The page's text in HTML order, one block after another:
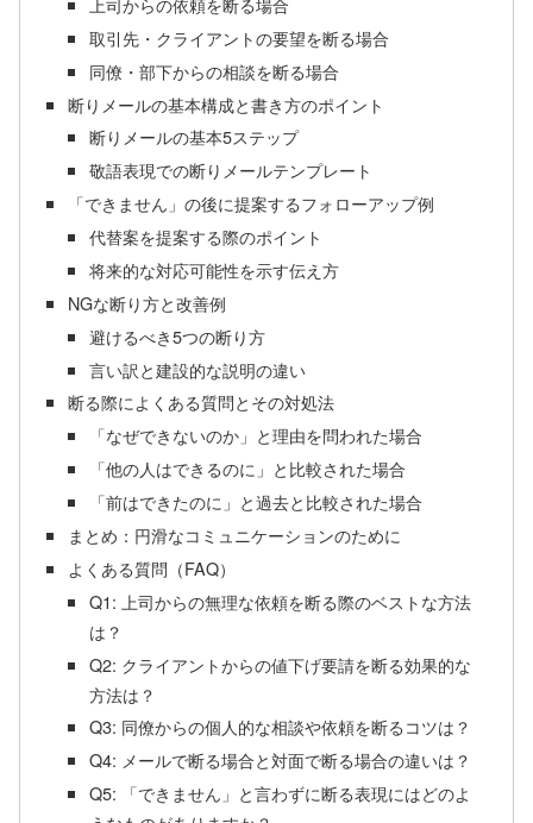
取引先・クライアントの要望を断る場合
同僚・部下からの相談を断る場合
断りメールの基本構成と書き方のポイント
断りメールの基本5ステップ
敬語表現での断りメールテンプレート
「できません」の後に提案するフォローアップ例
代替案を提案する際のポイント
将来的な対応可能性を示す伝え方
NGな断り方と改善例
避けるべき5つの断り方
言い訳と建設的な説明の違い
断る際によくある質問とその対処法
「なぜできないのか」と理由を問われた場合
「他の人はできるのに」と比較された場合
「前はできたのに」と過去と比較された場合
まとめ：円滑なコミュニケーションのために
よくある質問（FAQ）
Q1: 上司からの無理な依頼を断る際のベストな方法
は？
Q2: クライアントからの値下げ要請を断る効果的な
方法は？
Q3: 同僚からの個人的な相談や依頼を断るコツは？
Q4: メールで断る場合と対面で断る場合の違いは？
Q5: 「できません」と言わずに断る表現にはどのよ